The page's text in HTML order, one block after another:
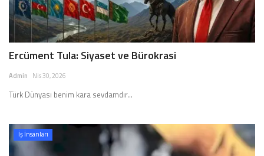
Ercüment Tula: Siyaset ve Bürokrasi
Admin Nis 30, 2026
Türk Dünyası benim kara sevdamdır...
İş İnsanları